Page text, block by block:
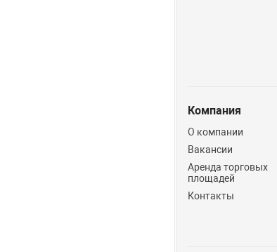
Компания
О компании
Вакансии
Аренда торговых
площадей
Контакты